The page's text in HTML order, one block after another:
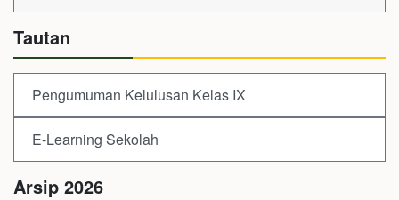
Tautan
Pengumuman Kelulusan Kelas IX
E-Learning Sekolah
Arsip 2026